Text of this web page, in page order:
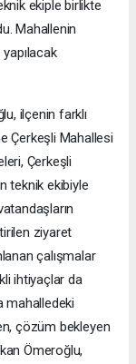
ekiple birlikte
Mahallenin
ilçenin farklı
Çerkeşli Mahallesi
Çerkeşli
teknik ekibiyle
ziyaret
çalışmalar
ihtiyaçlar da
mahalledeki
çözüm bekleyen
Ömeroğlu,